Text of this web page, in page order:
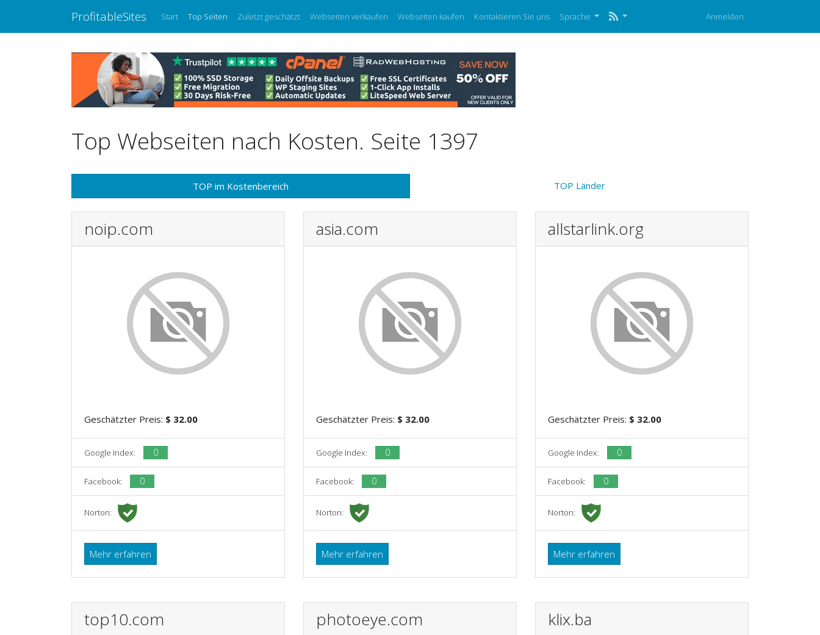
ProfitableSites Start Top Seiten Zuletzt geschätzt Webseiten verkaufen Webseiten kaufen Kontaktieren Sie uns Sprache Anmelden
Top Webseiten nach Kosten. Seite 1397
TOP im Kostenbereich TOP Länder
noip.com
Geschätzter Preis: $ 32.00
Google Index: 0
Facebook: 0
Norton:
Mehr erfahren
asia.com
Geschätzter Preis: $ 32.00
Google Index: 0
Facebook: 0
Norton:
Mehr erfahren
allstarlink.org
Geschätzter Preis: $ 32.00
Google Index: 0
Facebook: 0
Norton:
Mehr erfahren
top10.com photoeye.com klix.ba